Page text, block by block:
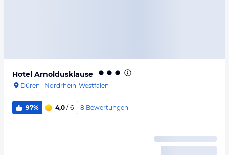
Hotel Arnoldusklause
Düren · Nordrhein-Westfalen
97% 4,0 / 6 8 Bewertungen